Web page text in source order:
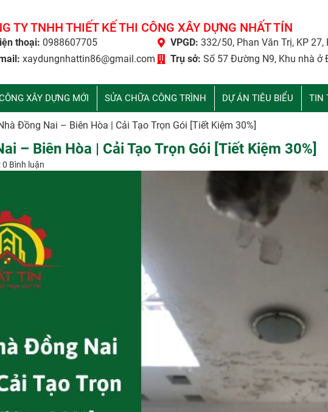
TY TNHH THIẾT KẾ THI CÔNG XÂY DỰNG NHẤT TÍN
thoại: 0988607705
xaydungnhattin86@gmail.com
VPGD: 332/50, Phan Văn Trị, KP 27,
Trụ sở: Số 57 Đường N9, Khu nhà ở
XÂY DỰNG MỚI SỬA CHỮA CÔNG TRÌNH DỰ ÁN TIÊU BIỂU TIN
Đồng Nai – Biên Hòa | Cải Tạo Trọn Gói [Tiết Kiệm 30%]
– Biên Hòa | Cải Tạo Trọn Gói [Tiết Kiệm 30%]
0 Bình luận